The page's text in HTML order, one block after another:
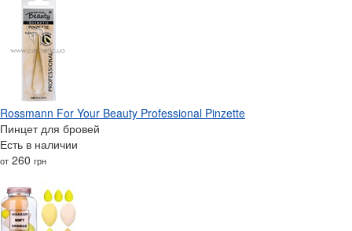
Rossmann For Your Beauty Professional Pinzette
Пинцет для бровей
Есть в наличии
от 260 грн